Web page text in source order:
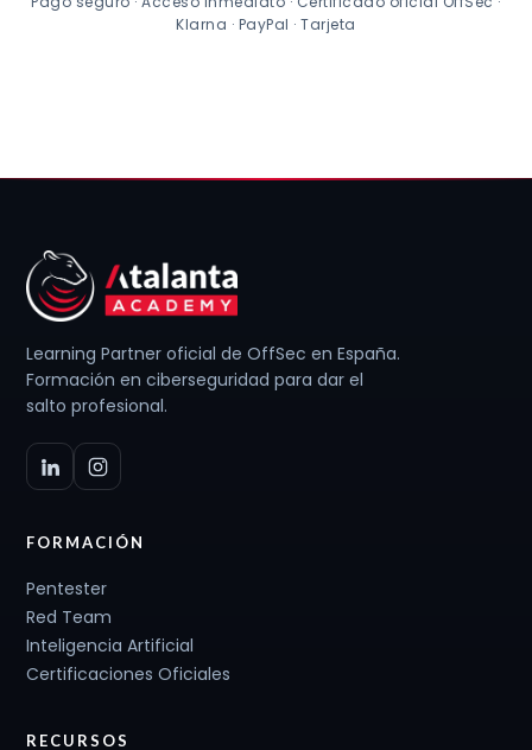
Klarna · PayPal · Tarjeta
Learning Partner oficial de OffSec en España.
Formación en ciberseguridad para dar el
salto profesional.
FORMACIÓN
Pentester
Red Team
Inteligencia Artificial
Certificaciones Oficiales
RECURSOS